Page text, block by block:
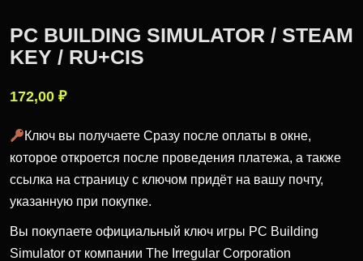
PC BUILDING SIMULATOR / STEAM
KEY / RU+CIS
172,00 ₽
Ключ вы получаете Сразу после оплаты в окне,
которое откроется после проведения платежа, а также
ссылка на страницу с ключом придёт на вашу почту,
указанную при покупке.
Вы покупаете официальный ключ игры PC Building
Simulator от компании The Irregular Corporation